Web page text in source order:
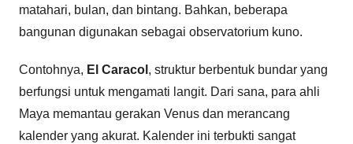
matahari, bulan, dan bintang. Bahkan, beberapa
bangunan digunakan sebagai observatorium kuno.
Contohnya, El Caracol , struktur berbentuk bundar yang
berfungsi untuk mengamati langit. Dari sana, para ahli
Maya memantau gerakan Venus dan merancang
kalender yang akurat. Kalender ini terbukti sangat